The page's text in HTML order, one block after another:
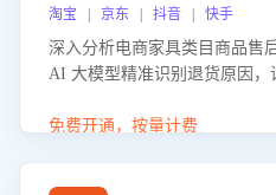
淘宝 | 京东 | 抖音 | 快手
深入分析电商家具类目商品售
AI 大模型精准识别退货原因，
力商家优化产品或服务，实现
免费开通，按量计费